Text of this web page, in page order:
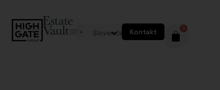
Slovenčina Kontakt 0